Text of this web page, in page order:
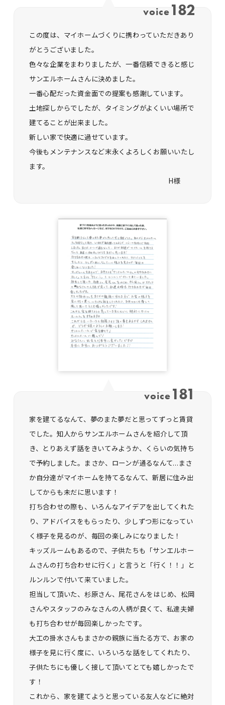
voice 182
この度は、マイホームづくりに携わっていただきあり
がとうございました。
色々な企業をまわりましたが、一番信頼できると感じ
サンエルホームさんに決めました。
一番心配だった資金面での提案も感謝しています。
土地探しからでしたが、タイミングがよくいい場所で
建てることが出来ました。
新しい家で快適に過せています。
今後もメンテナンスなど末永くよろしくお願いいたし
ます。
H様
voice 181
家を建てるなんて、夢のまた夢だと思ってずっと賃貸
でした。知人からサンエルホームさんを紹介して頂
き、とりあえず話をきいてみようか、くらいの気持ち
で予約しました。まさか、ローンが通るなんて...まさ
か自分達がマイホームを持てるなんて、新居に住み出
してからも未だに思います！
打ち合わせの際も、いろんなアイデアを出してくれた
り、アドバイスをもらったり、少しずつ形になってい
く様子を見るのが、毎回の楽しみになりました！
キッズルームもあるので、子供たちも「サンエルホー
ムさんの打ち合わせに行く」と言うと「行く！！」と
ルンルンで付いて来ていました。
担当して頂いた、杉原さん、尾花さんをはじめ、松岡
さんやスタッフのみなさんの人柄が良くて、私達夫婦
も打ち合わせが毎回楽しかったです。
大工の掛水さんもまさかの親族に当たる方で、お家の
様子を見に行く度に、いろいろな話をしてくれたり、
子供たちにも優しく接して頂いてとても嬉しかったで
す！
これから、家を建てようと思っている友人などに絶対